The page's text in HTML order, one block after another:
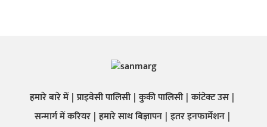
हमारे बारे में प्राइवेसी पालिसी कुकी पालिसी कांटेक्ट उस
सन्मार्ग में करियर हमारे साथ बिज्ञापन इतर इनफार्मेशन